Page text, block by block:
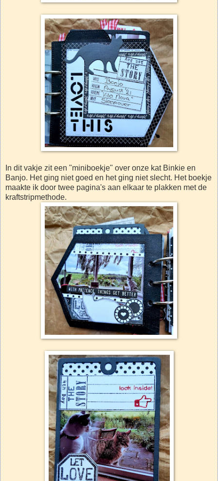
In dit vakje zit een "miniboekje" over onze kat Binkie en
Banjo. Het ging niet goed en het ging niet slecht. Het boekje
maakte ik door twee pagina's aan elkaar te plakken met de
kraftstripmethode.